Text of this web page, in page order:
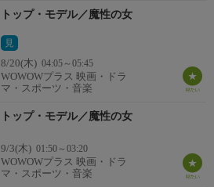
トップ・モデル／魔性の女
見
8/20(木) 04:05～05:45
WOWOWプラス 映画・ドラ
マ・スポーツ・音楽
トップ・モデル／魔性の女
9/3(木) 01:50～03:20
WOWOWプラス 映画・ドラ
マ・スポーツ・音楽